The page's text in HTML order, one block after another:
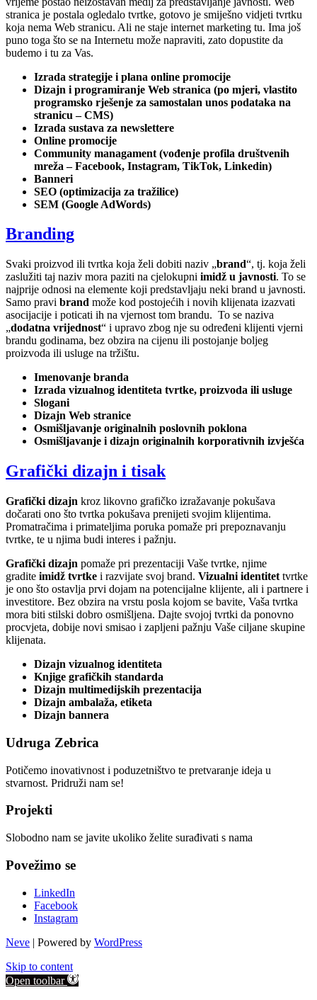
stranica je postala ogledalo tvrtke, gotovo je smiješno vidjeti tvrtku
koja nema Web stranicu. Ali ne staje internet marketing tu. Ima još
puno toga što se na Internetu može napraviti, zato dopustite da
budemo i tu za Vas.
Izrada strategije i plana online promocije
Dizajn i programiranje Web stranica (po mjeri, vlastito
programsko rješenje za samostalan unos podataka na
stranicu – CMS)
Izrada sustava za newslettere
Online promocije
Community managament (vođenje profila društvenih
mreža – Facebook, Instagram, TikTok, Linkedin)
Banneri
SEO (optimizacija za tražilice)
SEM (Google AdWords)
Branding
Svaki proizvod ili tvrtka koja želi dobiti naziv „brand“, tj. koja želi
zaslužiti taj naziv mora paziti na cjelokupni imidž u javnosti. To se
najprije odnosi na elemente koji predstavljaju neki brand u javnosti.
Samo pravi brand može kod postojećih i novih klijenata izazvati
asocijacije i poticati ih na vjernost tom brandu. To se naziva
„dodatna vrijednost“ i upravo zbog nje su određeni klijenti vjerni
brandu godinama, bez obzira na cijenu ili postojanje boljeg
proizvoda ili usluge na tržištu.
Imenovanje branda
Izrada vizualnog identiteta tvrtke, proizvoda ili usluge
Slogani
Dizajn Web stranice
Osmišljavanje originalnih poslovnih poklona
Osmišljavanje i dizajn originalnih korporativnih izvješća
Grafički dizajn i tisak
Grafički dizajn kroz likovno grafičko izražavanje pokušava
dočarati ono što tvrtka pokušava prenijeti svojim klijentima.
Promatračima i primateljima poruka pomaže pri prepoznavanju
tvrtke, te u njima budi interes i pažnju.
Grafički dizajn pomaže pri prezentaciji Vaše tvrtke, njime
gradite imidž tvrtke i razvijate svoj brand. Vizualni identitet tvrtke
je ono što ostavlja prvi dojam na potencijalne klijente, ali i partnere i
investitore. Bez obzira na vrstu posla kojom se bavite, Vaša tvrtka
mora biti stilski dobro osmišljena. Dajte svojoj tvrtki da ponovno
procvjeta, dobije novi smisao i zapljeni pažnju Vaše ciljane skupine
klijenata.
Dizajn vizualnog identiteta
Knjige grafičkih standarda
Dizajn multimedijskih prezentacija
Dizajn ambalaža, etiketa
Dizajn bannera
Udruga Zebrica
Potičemo inovativnost i poduzetništvo te pretvaranje ideja u
stvarnost. Pridruži nam se!
Projekti
Slobodno nam se javite ukoliko želite surađivati s nama
Povežimo se
LinkedIn
Facebook
Instagram
Neve | Powered by WordPress
Skip to content
Open toolbar